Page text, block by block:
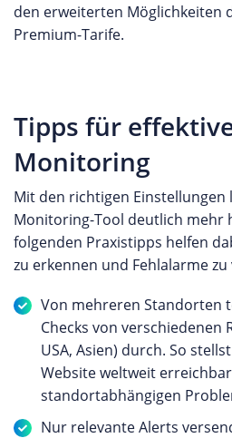
den erweiterten Möglichkeiten
Premium-Tarife.
Tipps für
Monitoring
Mit den richtigen Einstellungen
Monitoring-Tool deutlich mehr
folgenden Praxistipps helfen
zu erkennen und Fehlalarme
Von mehreren Standorten
Checks von verschiedenen
USA, Asien) durch. So
Website weltweit
standortabhängigen
Nur relevante Alerts